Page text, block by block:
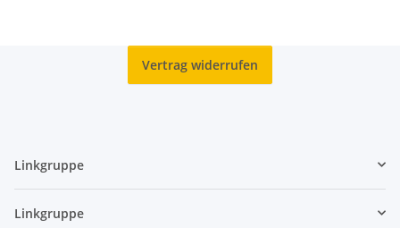
Vertrag widerrufen
Linkgruppe
Linkgruppe